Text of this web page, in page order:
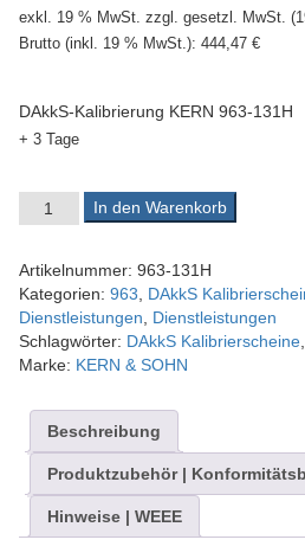
exkl. 19 % MwSt. zzgl. gesetzl. MwSt.
Brutto (inkl. 19 % MwSt.): 444,47 €
DAkkS-Kalibrierung KERN 963-131H
+ 3 Tage
DAkkS-Kalibrierschein 963-131H
In den Warenkorb
Artikelnummer: 963-131H
Kategorien: 963 DAkkS
Dienstleistungen
Dienstleistungen
Schlagwörter: DAkkS Kalibrierscheine
Marke: KERN & SOHN
Beschreibung
Produktzubehör |
Hinweise | WEEE